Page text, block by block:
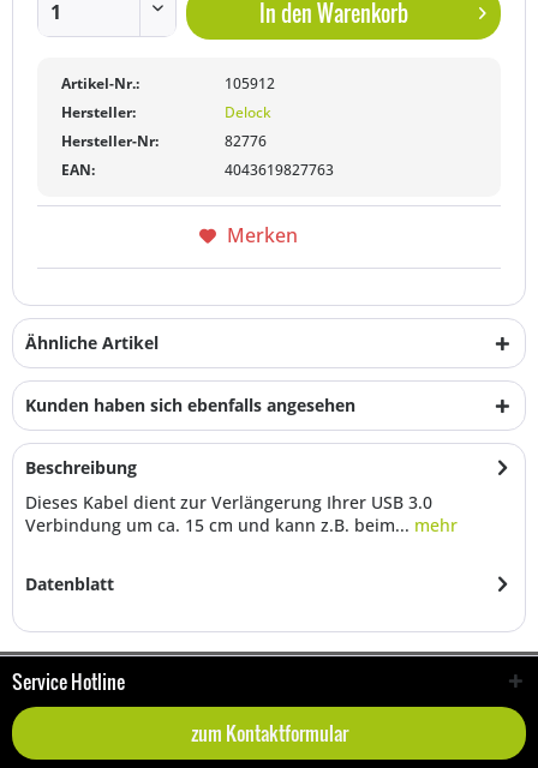
In denWarenkorb
Artikel-Nr.:
105912
Hersteller:
Delock
Hersteller-Nr:
82776
EAN:
4043619827763
Merken
Ähnliche Artikel
Kunden haben sich ebenfalls angesehen
Beschreibung
Dieses Kabel dient zur Verlängerung Ihrer USB 3.0
Verbindung um ca. 15 cm und kann z.B. beim... mehr
Datenblatt
Service Hotline
zum Kontaktformular